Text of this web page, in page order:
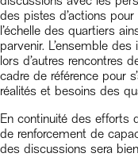
des pistes d’actions
l’échelle des quartiers
parvenir. L’ensemble
lors d’autres rencontres
cadre de référence pour
réalités et besoins des
En continuité des efforts
de renforcement de
des discussions sera